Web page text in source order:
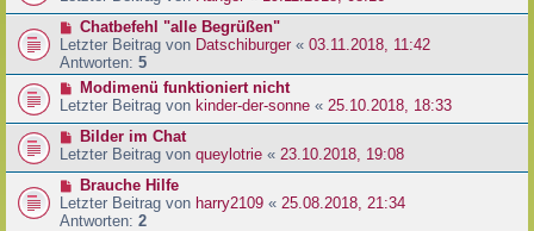
Chatbefehl "alle Begrüßen"
Letzter Beitrag von Datschiburger « 03.11.2018, 11:42
Antworten: 5
Modimenü funktioniert nicht
Letzter Beitrag von kinder-der-sonne « 25.10.2018, 18:33
Bilder im Chat
Letzter Beitrag von queylotrie « 23.10.2018, 19:08
Brauche Hilfe
Letzter Beitrag von harry2109 « 25.08.2018, 21:34
Antworten: 2